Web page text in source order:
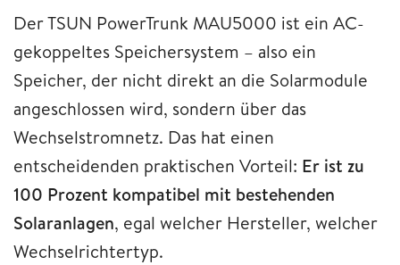
Der TSUN PowerTrunk MAU5000 ist ein AC-
gekoppeltes Speichersystem – also ein
Speicher, der nicht direkt an die Solarmodule
angeschlossen wird, sondern über das
Wechselstromnetz. Das hat einen
entscheidenden praktischen Vorteil: Er ist zu
100 Prozent kompatibel mit bestehenden
Solaranlagen, egal welcher Hersteller, welcher
Wechselrichtertyp.